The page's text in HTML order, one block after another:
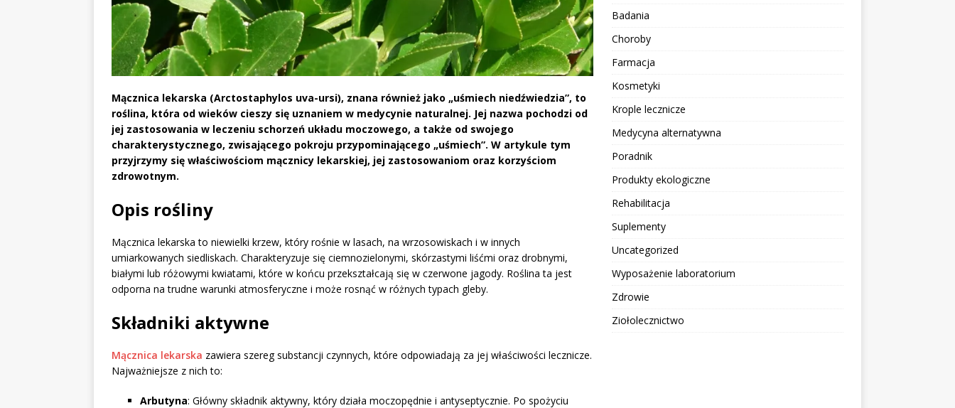
Mącznica lekarska (Arctostaphylos uva-ursi), znana również jako „uśmiech niedźwiedzia”, to
roślina, która od wieków cieszy się uznaniem w medycynie naturalnej. Jej nazwa pochodzi od
jej zastosowania w leczeniu schorzeń układu moczowego, a także od swojego
charakterystycznego, zwisającego pokroju przypominającego „uśmiech”. W artykule tym
przyjrzymy się właściwościom mącznicy lekarskiej, jej zastosowaniom oraz korzyściom
zdrowotnym.
Opis rośliny
Mącznica lekarska to niewielki krzew, który rośnie w lasach, na wrzosowiskach i w innych
umiarkowanych siedliskach. Charakteryzuje się ciemnozielonymi, skórzastymi liśćmi oraz drobnymi,
białymi lub różowymi kwiatami, które w końcu przekształcają się w czerwone jagody. Roślina ta jest
odporna na trudne warunki atmosferyczne i może rosnąć w różnych typach gleby.
Składniki aktywne
Mącznica lekarska zawiera szereg substancji czynnych, które odpowiadają za jej właściwości lecznicze.
Najważniejsze z nich to:
Arbutyna: Główny składnik aktywny, który działa moczopędnie i antyseptycznie. Po spożyciu
Badania
Choroby
Farmacja
Kosmetyki
Krople lecznicze
Medycyna alternatywna
Poradnik
Produkty ekologiczne
Rehabilitacja
Suplementy
Uncategorized
Wyposażenie laboratorium
Zdrowie
Ziołolecznictwo